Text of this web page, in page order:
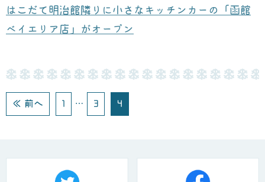
はこだて明治館隣りに小さなキッチンカーの「函館
ベイエリア店」がオープン
≪ 前へ 1 … 3 4